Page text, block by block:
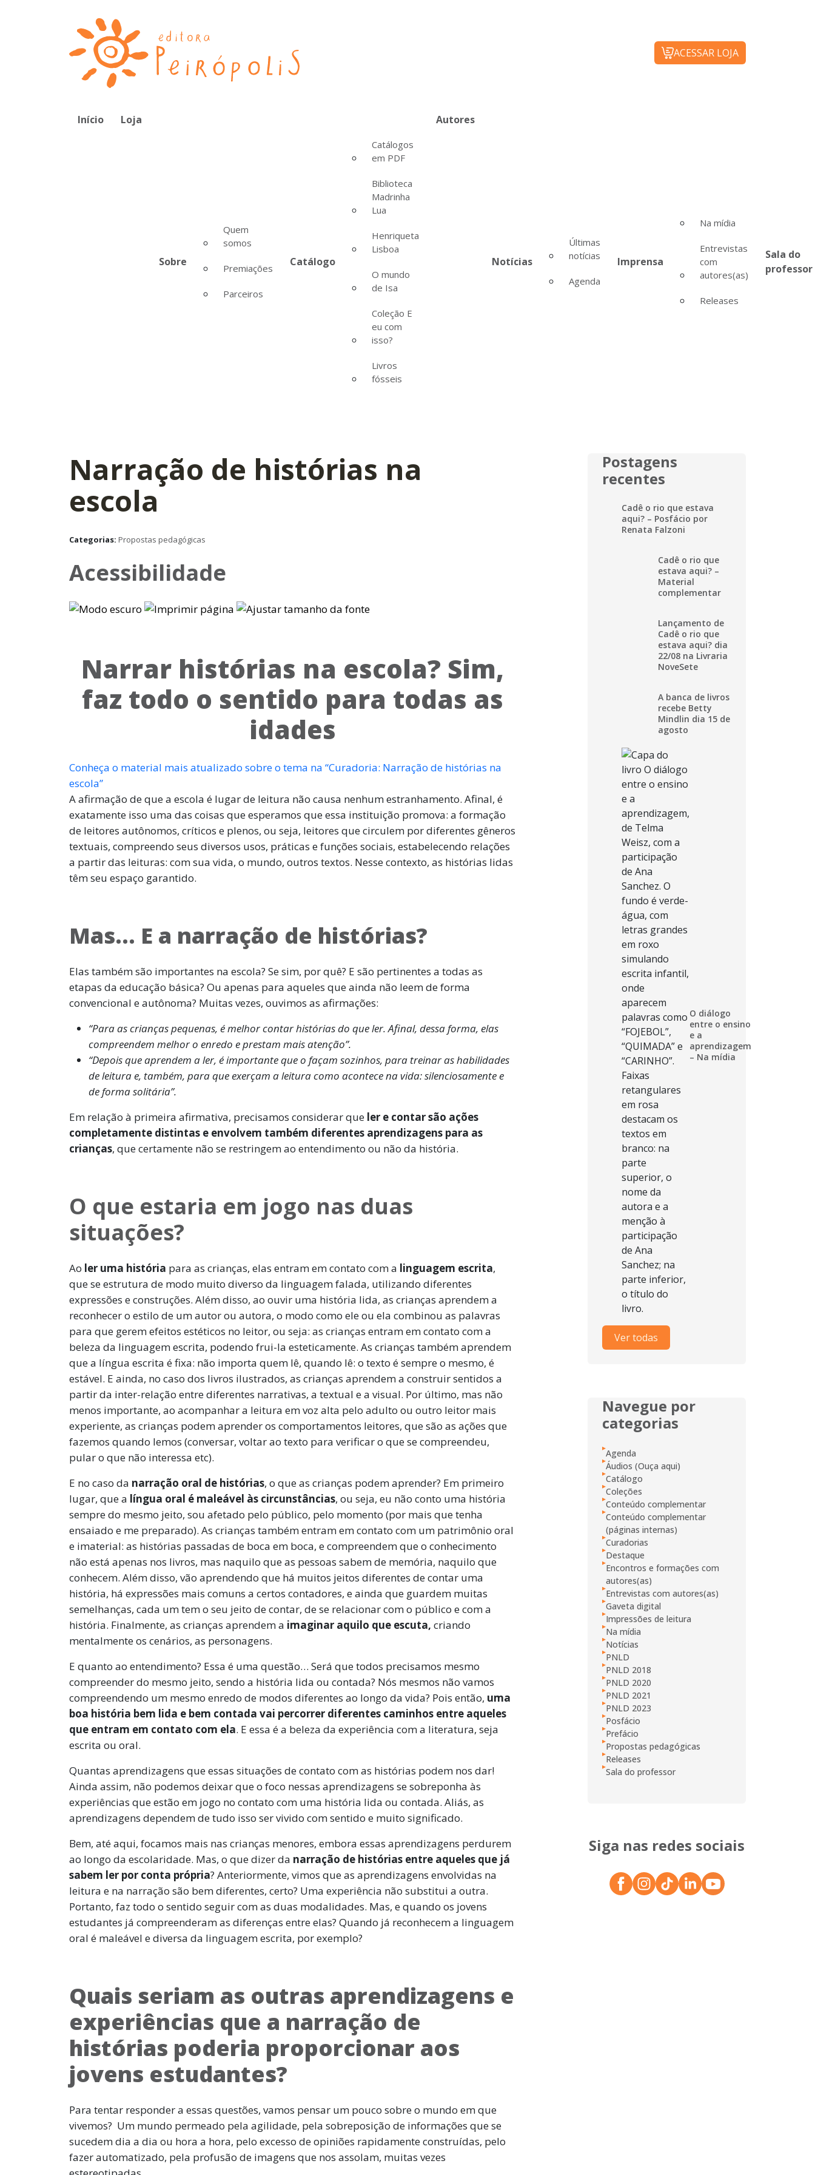
ACESSAR LOJA
Início Loja
Sobre
Quem
somos
Premiações
Parceiros
Catálogo
Catálogos
em PDF
Biblioteca
Madrinha
Lua
Henriqueta
Lisboa
O mundo
de Isa
Coleção E
eu com
isso?
Livros
fósseis
Autores
Notícias
Últimas
notícias
Agenda
Imprensa
Na mídia
Entrevistas
com
autores(as)
Releases
Sala do
professor
Narração de histórias na
escola
Categorias: Propostas pedagógicas
Acessibilidade
Narrar histórias na escola? Sim,
faz todo o sentido para todas as
idades
Conheça o material mais atualizado sobre o tema na “Curadoria: Narração de histórias na
escola”
A afirmação de que a escola é lugar de leitura não causa nenhum estranhamento. Afinal, é
exatamente isso uma das coisas que esperamos que essa instituição promova: a formação
de leitores autônomos, críticos e plenos, ou seja, leitores que circulem por diferentes gêneros
textuais, compreendo seus diversos usos, práticas e funções sociais, estabelecendo relações
a partir das leituras: com sua vida, o mundo, outros textos. Nesse contexto, as histórias lidas
têm seu espaço garantido.
Mas… E a narração de histórias?
Elas também são importantes na escola? Se sim, por quê? E são pertinentes a todas as
etapas da educação básica? Ou apenas para aqueles que ainda não leem de forma
convencional e autônoma? Muitas vezes, ouvimos as afirmações:
“Para as crianças pequenas, é melhor contar histórias do que ler. Afinal, dessa forma, elas
compreendem melhor o enredo e prestam mais atenção”.
“Depois que aprendem a ler, é importante que o façam sozinhos, para treinar as habilidades
de leitura e, também, para que exerçam a leitura como acontece na vida: silenciosamente e
de forma solitária”.
Em relação à primeira afirmativa, precisamos considerar que ler e contar são ações
completamente distintas e envolvem também diferentes aprendizagens para as
crianças, que certamente não se restringem ao entendimento ou não da história.
O que estaria em jogo nas duas
situações?
Ao ler uma história para as crianças, elas entram em contato com a linguagem escrita,
que se estrutura de modo muito diverso da linguagem falada, utilizando diferentes
expressões e construções. Além disso, ao ouvir uma história lida, as crianças aprendem a
reconhecer o estilo de um autor ou autora, o modo como ele ou ela combinou as palavras
para que gerem efeitos estéticos no leitor, ou seja: as crianças entram em contato com a
beleza da linguagem escrita, podendo frui-la esteticamente. As crianças também aprendem
que a língua escrita é fixa: não importa quem lê, quando lê: o texto é sempre o mesmo, é
estável. E ainda, no caso dos livros ilustrados, as crianças aprendem a construir sentidos a
partir da inter-relação entre diferentes narrativas, a textual e a visual. Por último, mas não
menos importante, ao acompanhar a leitura em voz alta pelo adulto ou outro leitor mais
experiente, as crianças podem aprender os comportamentos leitores, que são as ações que
fazemos quando lemos (conversar, voltar ao texto para verificar o que se compreendeu,
pular o que não interessa etc).
E no caso da narração oral de histórias, o que as crianças podem aprender? Em primeiro
lugar, que a língua oral é maleável às circunstâncias, ou seja, eu não conto uma história
sempre do mesmo jeito, sou afetado pelo público, pelo momento (por mais que tenha
ensaiado e me preparado). As crianças também entram em contato com um patrimônio oral
e imaterial: as histórias passadas de boca em boca, e compreendem que o conhecimento
não está apenas nos livros, mas naquilo que as pessoas sabem de memória, naquilo que
conhecem. Além disso, vão aprendendo que há muitos jeitos diferentes de contar uma
história, há expressões mais comuns a certos contadores, e ainda que guardem muitas
semelhanças, cada um tem o seu jeito de contar, de se relacionar com o público e com a
história. Finalmente, as crianças aprendem a imaginar aquilo que escuta, criando
mentalmente os cenários, as personagens.
E quanto ao entendimento? Essa é uma questão… Será que todos precisamos mesmo
compreender do mesmo jeito, sendo a história lida ou contada? Nós mesmos não vamos
compreendendo um mesmo enredo de modos diferentes ao longo da vida? Pois então, uma
boa história bem lida e bem contada vai percorrer diferentes caminhos entre aqueles
que entram em contato com ela. E essa é a beleza da experiência com a literatura, seja
escrita ou oral.
Quantas aprendizagens que essas situações de contato com as histórias podem nos dar!
Ainda assim, não podemos deixar que o foco nessas aprendizagens se sobreponha às
experiências que estão em jogo no contato com uma história lida ou contada. Aliás, as
aprendizagens dependem de tudo isso ser vivido com sentido e muito significado.
Bem, até aqui, focamos mais nas crianças menores, embora essas aprendizagens perdurem
ao longo da escolaridade. Mas, o que dizer da narração de histórias entre aqueles que já
sabem ler por conta própria? Anteriormente, vimos que as aprendizagens envolvidas na
leitura e na narração são bem diferentes, certo? Uma experiência não substitui a outra.
Portanto, faz todo o sentido seguir com as duas modalidades. Mas, e quando os jovens
estudantes já compreenderam as diferenças entre elas? Quando já reconhecem a linguagem
oral é maleável e diversa da linguagem escrita, por exemplo?
Quais seriam as outras aprendizagens e
experiências que a narração de
histórias poderia proporcionar aos
jovens estudantes?
Para tentar responder a essas questões, vamos pensar um pouco sobre o mundo em que
vivemos? Um mundo permeado pela agilidade, pela sobreposição de informações que se
sucedem dia a dia ou hora a hora, pelo excesso de opiniões rapidamente construídas, pelo
fazer automatizado, pela profusão de imagens que nos assolam, muitas vezes
Postagens
recentes
Cadê o rio que estava
aqui? – Posfácio por
Renata Falzoni
Cadê o rio que
estava aqui? –
Material
complementar
Lançamento de
Cadê o rio que
estava aqui? dia
22/08 na Livraria
NoveSete
A banca de livros
recebe Betty
Mindlin dia 15 de
agosto
O diálogo
entre o ensino
e a
aprendizagem
– Na mídia
Ver todas
Navegue por
categorias
Agenda
Áudios (Ouça aqui)
Catálogo
Coleções
Conteúdo complementar
Conteúdo complementar
(páginas internas)
Curadorias
Destaque
Encontros e formações com
autores(as)
Entrevistas com autores(as)
Gaveta digital
Impressões de leitura
Na mídia
Notícias
PNLD
PNLD 2018
PNLD 2020
PNLD 2021
PNLD 2023
Posfácio
Prefácio
Propostas pedagógicas
Releases
Sala do professor
Siga nas redes sociais